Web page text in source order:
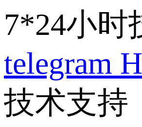
7*24小时
telegram
技术支持